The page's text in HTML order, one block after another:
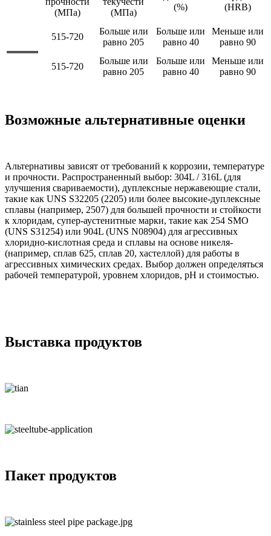
(МПа)
(МПа)
(%)
(HRB)
515-720
Больше или
равно 205
Больше или
равно 40
Меньше или
равно 90
515-720
Больше или
равно 205
Больше или
равно 40
Меньше или
равно 90
Возможные альтернативные оценки
Альтернативы зависят от требований к коррозии, температуре
и прочности. Распространенный выбор: 304L / 316L (для
улучшения свариваемости), дуплексные нержавеющие стали,
такие как UNS S32205 (2205) или более высокие-дуплексные
сплавы (например, 2507) для большей прочности и стойкости
к хлоридам, супер-аустенитные марки, такие как 254 SMO
(UNS S31254) или 904L (UNS N08904) для агрессивных
хлоридно-кислотная среда и сплавы на основе никеля-
(например, сплав 625, сплав 20, хастеллой) для работы в
агрессивных химических средах. Выбор должен определяться
рабочей температурой, уровнем хлоридов, pH и стоимостью.
Выставка продуктов
Пакет продуктов